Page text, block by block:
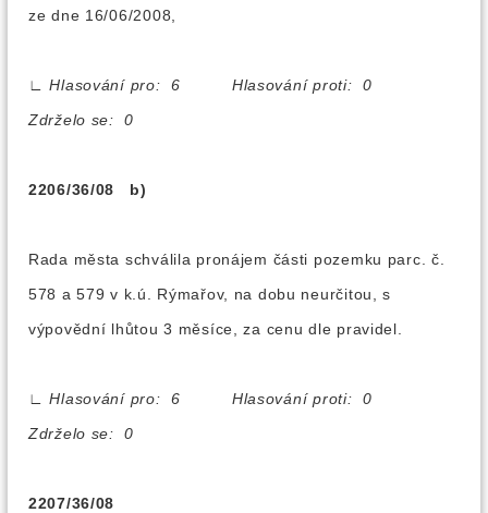
ze dne 16/06/2008,
∟
Hlasování pro: 6 Hlasování proti: 0
Zdrželo se: 0
2206/36/08 b)
Rada města schválila pronájem části pozemku parc. č.
578 a 579 v k.ú. Rýmařov, na dobu neurčitou, s
výpovědní lhůtou 3 měsíce, za cenu dle pravidel.
∟
Hlasování pro: 6 Hlasování proti: 0
Zdrželo se: 0
2207/36/08